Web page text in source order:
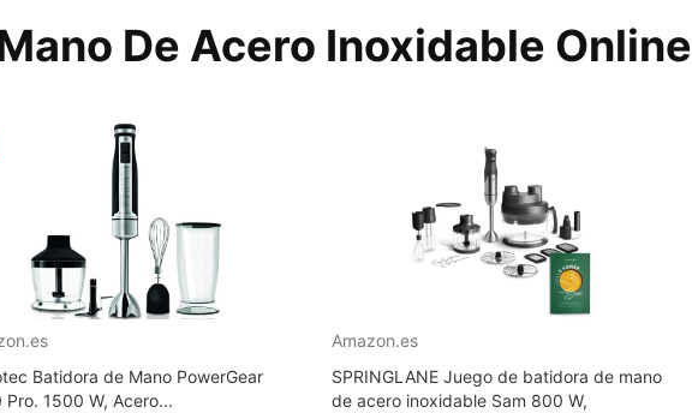
De Acero Inoxidable Online
Batidora de Mano PowerGear
Pro. 1500 W, Acero...
Amazon.es
SPRINGLANE Juego de batidora de mano
de acero inoxidable Sam 800 W,